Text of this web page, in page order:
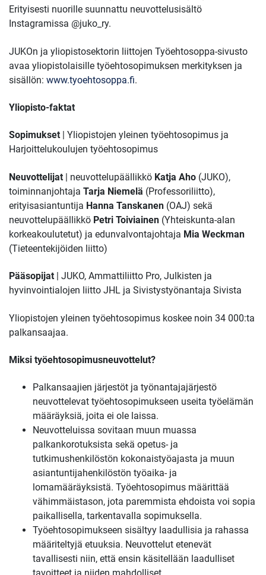
Erityisesti nuorille suunnattu neuvottelusisältö
Instagramissa @juko_ry.
JUKOn ja yliopistosektorin liittojen Työehtosoppa-sivusto
avaa yliopistolaisille työehtosopimuksen merkityksen ja
sisällön: www.tyoehtosoppa.fi.
Yliopisto-faktat
Sopimukset
| Yliopistojen yleinen työehtosopimus ja
Harjoittelukoulujen työehtosopimus
Neuvottelijat | neuvottelupäällikkö Katja Aho (JUKO),
toiminnanjohtaja Tarja Niemelä (Professoriliitto),
erityisasiantuntija Hanna Tanskanen (OAJ) sekä
neuvottelupäällikkö Petri Toiviainen (Yhteiskunta-alan
korkeakoulutetut) ja edunvalvontajohtaja Mia Weckman
(Tieteentekijöiden liitto)
Pääsopijat
| JUKO, Ammattiliitto Pro, Julkisten ja
hyvinvointialojen liitto JHL ja Sivistystyönantaja Sivista
Yliopistojen yleinen työehtosopimus koskee noin 34 000:ta
palkansaajaa.
Miksi työehtosopimusneuvottelut?
Palkansaajien järjestöt ja työnantajajärjestö
neuvottelevat työehtosopimukseen useita työelämän
määräyksiä, joita ei ole laissa.
Neuvotteluissa sovitaan muun muassa
palkankorotuksista sekä opetus- ja
tutkimushenkilöstön kokonaistyöajasta ja muun
asiantuntijahenkilöstön työaika- ja
lomamääräyksistä. Työehtosopimus määrittää
vähimmäistason, jota paremmista ehdoista voi sopia
paikallisella, tarkentavalla sopimuksella.
Työehtosopimukseen sisältyy laadullisia ja rahassa
määriteltyjä etuuksia. Neuvottelut etenevät
tavallisesti niin, että ensin käsitellään laadulliset